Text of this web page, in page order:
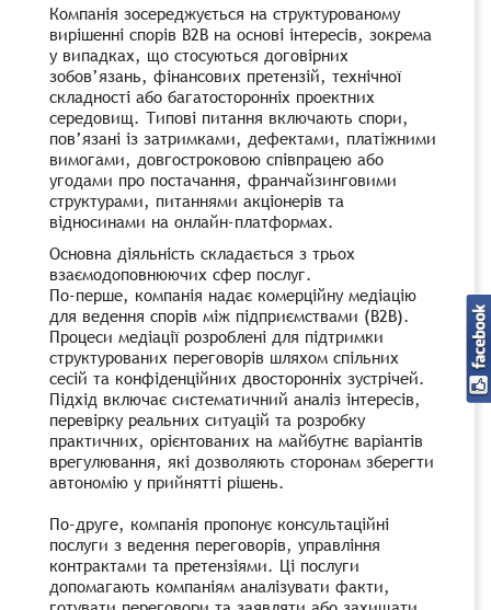
Компанія зосереджується на структурованому
вирішенні спорів B2B на основі інтересів, зокрема
у випадках, що стосуються договірних
зобов’язань, фінансових претензій, технічної
складності або багатосторонніх проектних
середовищ. Типові питання включають спори,
пов’язані із затримками, дефектами, платіжними
вимогами, довгостроковою співпрацею або
угодами про постачання, франчайзинговими
структурами, питаннями акціонерів та
відносинами на онлайн-платформах.
Основна діяльність складається з трьох
взаємодоповнюючих сфер послуг.
По-перше, компанія надає комерційну медіацію
для ведення спорів між підприємствами (B2B).
Процеси медіації розроблені для підтримки
структурованих переговорів шляхом спільних
сесій та конфіденційних двосторонніх зустрічей.
Підхід включає систематичний аналіз інтересів,
перевірку реальних ситуацій та розробку
практичних, орієнтованих на майбутнє варіантів
врегулювання, які дозволяють сторонам зберегти
автономію у прийнятті рішень.
По-друге, компанія пропонує консультаційні
послуги з ведення переговорів, управління
контрактами та претензіями. Ці послуги
допомагають компаніям аналізувати факти,